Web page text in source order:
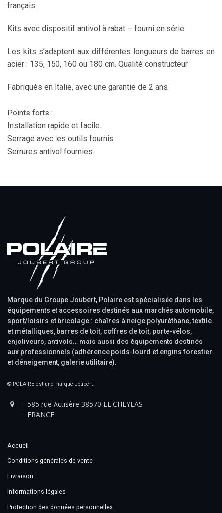
français.
Kits avec dispositif antivol à rabat – fourni en série.
Les kits s’adaptent aux différentes longueurs de barres en
acier : 135, 150, 160 ou 180 cm. Qualité constructeur
Fabriqués en Italie, avec une garantie de 2 ans.
Points forts :
Installation rapide et facile.
Serrage avec les outils fournis.
Serrures antivol fournies.
Marque du Groupe Joubert, Polaire est spécialisée dans les
équipements et accessoires destinés aux marchés automobile,
sport/loisirs et bricolage : chaînes à neige polyuréthane, textile
et métalliques, barres de toit, coffres de toit, porte-vélos,
enjoliveurs, antivols… mais aussi des équipements destinés
aux professionnels (adhérence poids-lourd et engins forestier
et déneigement, galerie utilitaire).
© POLAIRE est une marque Joubert
585 rue Actisère 38570 LE CHEYLAS
FRANCE
Accueil
Conditions générales de vente
Livraison
Informations légales
Protection des données personnelles